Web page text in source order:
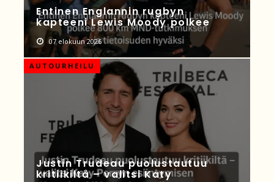
Entinen Englannin rugbyn
kapteeni Lewis Moody polkee
07 elokuun 2026
AUTOURHEILU
Justin Trudeau puolustautuu
kritiikiltä – valitsi Katy